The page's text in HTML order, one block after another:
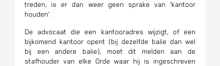
treden, is er dan weer geen sprake van 'kantoor
houden'.
De advocaat die een kantooradres wijzigt, of een
bijkomend kantoor opent (bij dezelfde balie dan wel
bij een andere balie), moet dit melden aan de
stafhouder van elke Orde waar hij is ingeschreven